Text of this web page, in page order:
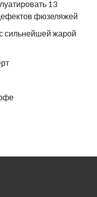
13
фюзеляжей
сильнейшей жарой